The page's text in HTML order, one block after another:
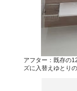
アフター：既存の
ズに入替えゆとり